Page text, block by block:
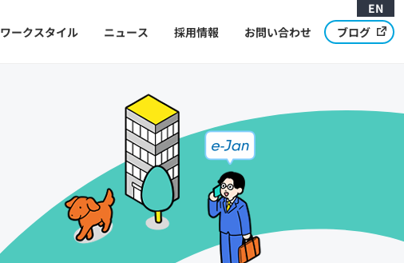
ワークスタイル ニュース 採用情報 お問い合わせ ブログ
EN
Message from CEO
代表メッセージ
Development Cycle and Structure
開発サイクルと体制